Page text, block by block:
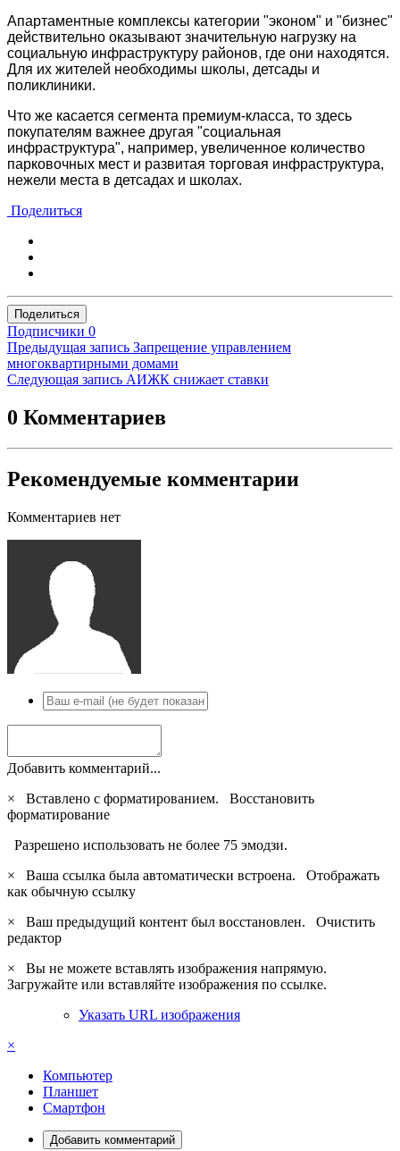
Апартаментные комплексы категории "эконом" и "бизнес"
действительно оказывают значительную нагрузку на
социальную инфраструктуру районов, где они находятся.
Для их жителей необходимы школы, детсады и
поликлиники.
Что же касается сегмента премиум-класса, то здесь
покупателям важнее другая "социальная
инфраструктура", например, увеличенное количество
парковочных мест и развитая торговая инфраструктура,
нежели места в детсадах и школах.
Поделиться
Поделиться
Подписчики 0
Предыдущая запись Запрещение управлением
многоквартирными домами
Следующая запись АИЖК снижает ставки
0 Комментариев
Рекомендуемые комментарии
Комментариев нет
Добавить комментарий...
×
Вставлено с форматированием. Восстановить
форматирование
Разрешено использовать не более 75 эмодзи.
×
Ваша ссылка была автоматически встроена. Отображать
как обычную ссылку
×
Ваш предыдущий контент был восстановлен. Очистить
редактор
×
Вы не можете вставлять изображения напрямую.
Загружайте или вставляйте изображения по ссылке.
Указать URL изображения
×
Компьютер
Планшет
Смартфон
Добавить комментарий